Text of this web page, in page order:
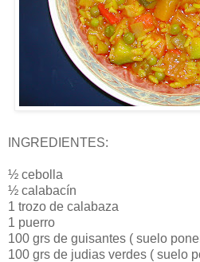
INGREDIENTES:
½ cebolla
½ calabacín
1 trozo de calabaza
1 puerro
100 grs de guisantes ( suelo
100 grs de judias verdes ( suelo